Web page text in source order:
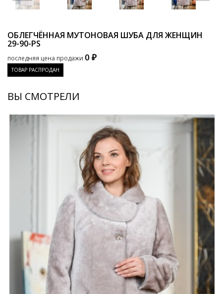
ОБЛЕГЧЁННАЯ МУТОНОВАЯ ШУБА ДЛЯ ЖЕНЩИН
29-90-PS
последняя цена продажи 0 ₽
ТОВАР РАСПРОДАН
ВЫ СМОТРЕЛИ